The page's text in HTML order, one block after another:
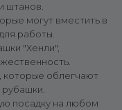
штанов.
могут вместить в
работы.
"Хенли",
которые облегчают
посадку на любом